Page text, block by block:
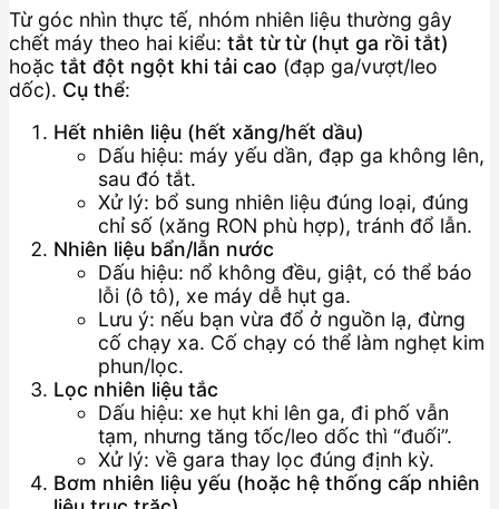
Từ góc nhìn thực tế, nhóm nhiên liệu thường gây
chết máy theo hai kiểu: tắt từ từ (hụt ga rồi tắt)
hoặc tắt đột ngột khi tải cao (đạp ga/vượt/leo
dốc). Cụ thể:
Hết nhiên liệu (hết xăng/hết dầu)
Dấu hiệu: máy yếu dần, đạp ga không lên,
sau đó tắt.
Xử lý: bổ sung nhiên liệu đúng loại, đúng
chỉ số (xăng RON phù hợp), tránh đổ lẫn.
Nhiên liệu bẩn/lẫn nước
Dấu hiệu: nổ không đều, giật, có thể báo
lỗi (ô tô), xe máy dễ hụt ga.
Lưu ý: nếu bạn vừa đổ ở nguồn lạ, đừng
cố chạy xa. Cố chạy có thể làm nghẹt kim
phun/lọc.
Lọc nhiên liệu tắc
Dấu hiệu: xe hụt khi lên ga, đi phố vẫn
tạm, nhưng tăng tốc/leo dốc thì “đuối”.
Xử lý: về gara thay lọc đúng định kỳ.
Bơm nhiên liệu yếu (hoặc hệ thống cấp nhiên